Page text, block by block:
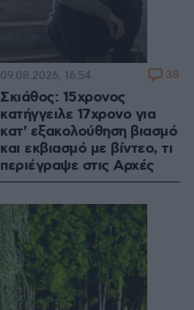
Σκιάθος: 15χρονος
κατήγγειλε 17χρονο για
κατ' εξακολούθηση βιασμό
και εκβιασμό με βίντεο, τι
περιέγραψε στις Αρχές
09.08.2026, 16:54 38